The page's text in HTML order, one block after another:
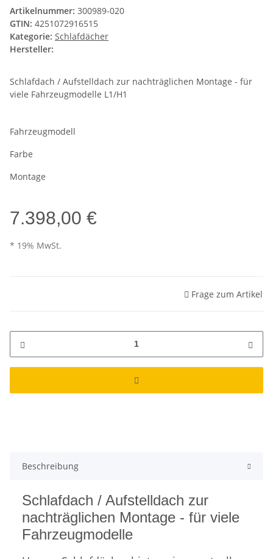
Artikelnummer: 300989-020
GTIN: 4251072916515
Kategorie: Schlafdächer
Hersteller:
Schlafdach / Aufstelldach zur nachträglichen Montage - für
viele Fahrzeugmodelle L1/H1
Fahrzeugmodell
Farbe
Montage
7.398,00 €
* 19% MwSt.
Frage zum Artikel
Beschreibung
Schlafdach / Aufstelldach zur
nachträglichen Montage - für viele
Fahrzeugmodelle